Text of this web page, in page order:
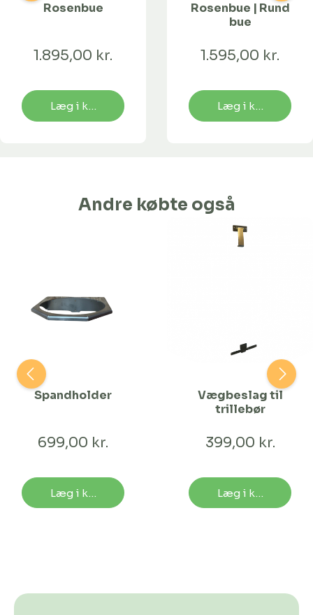
Rosenbue
1.895,00 kr.
Læg i kurv
Rosenbue | Rund
bue
1.595,00 kr.
Læg i kurv
Andre købte også
Spandholder
699,00 kr.
Læg i kurv
Vægbeslag til
trillebør
399,00 kr.
Læg i kurv